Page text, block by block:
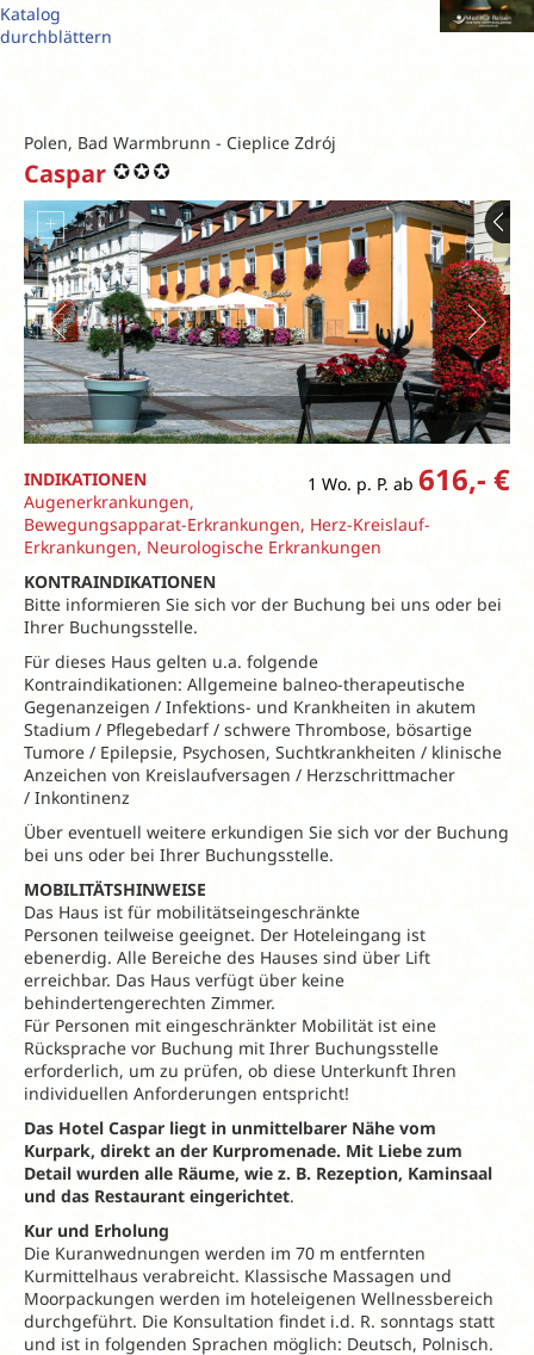
Katalog
durchblättern
Polen, Bad Warmbrunn - Cieplice Zdrój
Caspar
1 Wo. p. P. ab 616,- €
INDIKATIONEN
Augenerkrankungen,
Bewegungsapparat-Erkrankungen, Herz-Kreislauf-
Erkrankungen, Neurologische Erkrankungen
KONTRAINDIKATIONEN
Bitte informieren Sie sich vor der Buchung bei uns oder bei
Ihrer Buchungsstelle.
Für dieses Haus gelten u.a. folgende
Kontraindikationen: Allgemeine balneo-therapeutische
Gegenanzeigen / Infektions- und Krankheiten in akutem
Stadium / Pflegebedarf / schwere Thrombose, bösartige
Tumore / Epilepsie, Psychosen, Suchtkrankheiten / klinische
Anzeichen von Kreislaufversagen / Herzschrittmacher
/ Inkontinenz
Über eventuell weitere erkundigen Sie sich vor der Buchung
bei uns oder bei Ihrer Buchungsstelle.
MOBILITÄTSHINWEISE
Das Haus ist für mobilitätseingeschränkte
Personen teilweise geeignet. Der Hoteleingang ist
ebenerdig. Alle Bereiche des Hauses sind über Lift
erreichbar. Das Haus verfügt über keine
behindertengerechten Zimmer.
Für Personen mit eingeschränkter Mobilität ist eine
Rücksprache vor Buchung mit Ihrer Buchungsstelle
erforderlich, um zu prüfen, ob diese Unterkunft Ihren
individuellen Anforderungen entspricht!
Das Hotel Caspar liegt in unmittelbarer Nähe vom
Kurpark, direkt an der Kurpromenade. Mit Liebe zum
Detail wurden alle Räume, wie z. B. Rezeption, Kaminsaal
und das Restaurant eingerichtet.
Kur und Erholung
Die Kuranwednungen werden im 70 m entfernten
Kurmittelhaus verabreicht. Klassische Massagen und
Moorpackungen werden im hoteleigenen Wellnessbereich
durchgeführt. Die Konsultation findet i.d. R. sonntags statt
und ist in folgenden Sprachen möglich: Deutsch, Polnisch.